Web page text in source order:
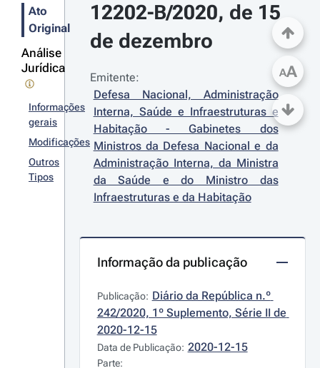
Ato
Original
Análise
Jurídica
Informações
gerais
Modificações
Outros
Tipos
12202-B/2020, de 15
de dezembro
Emitente:
Defesa Nacional, Administração
Interna, Saúde e Infraestruturas e
Habitação - Gabinetes dos
Ministros da Defesa Nacional e da
Administração Interna, da Ministra
da Saúde e do Ministro das
Infraestruturas e da Habitação
Informação da publicação
Publicação: Diário da República n.º
242/2020, 1º Suplemento, Série II de
2020-12-15
Data de Publicação: 2020-12-15
Parte:
AA